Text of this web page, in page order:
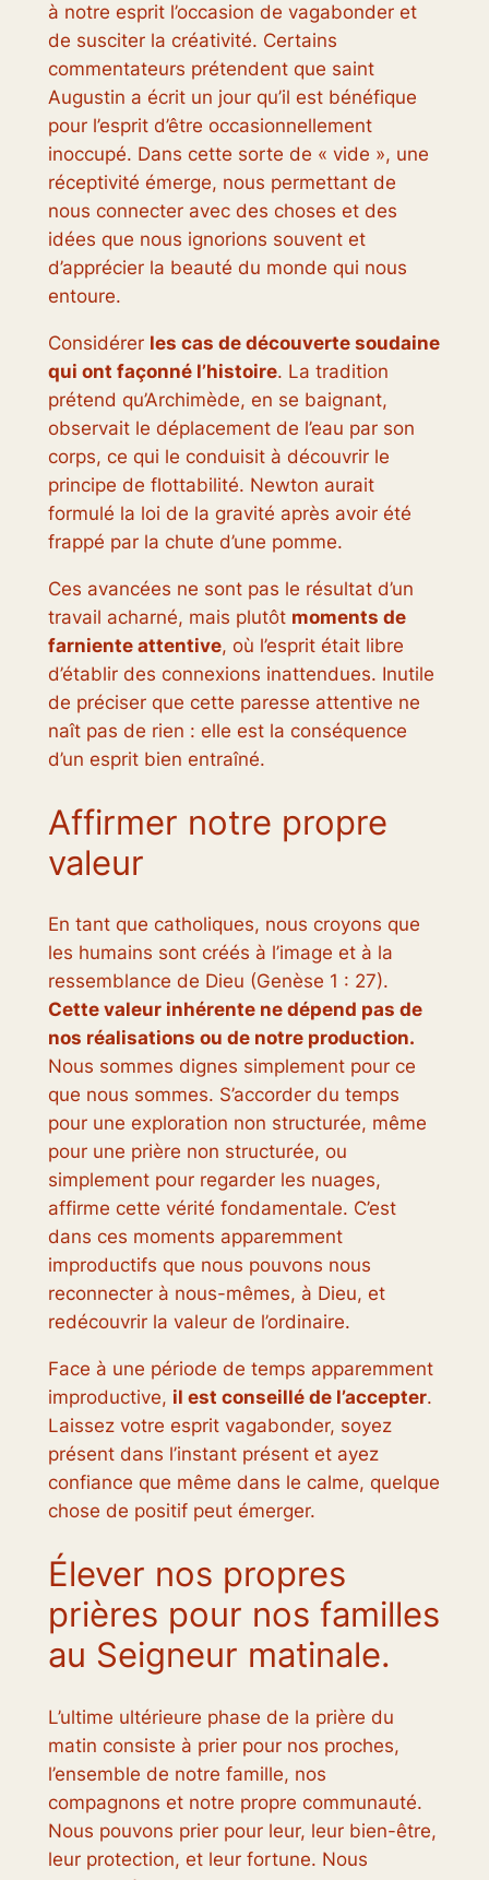
à notre esprit l’occasion de vagabonder et
de susciter la créativité. Certains
commentateurs prétendent que saint
Augustin a écrit un jour qu’il est bénéfique
pour l’esprit d’être occasionnellement
inoccupé. Dans cette sorte de « vide », une
réceptivité émerge, nous permettant de
nous connecter avec des choses et des
idées que nous ignorions souvent et
d’apprécier la beauté du monde qui nous
entoure.
Considérer les cas de découverte soudaine
qui ont façonné l’histoire. La tradition
prétend qu’Archimède, en se baignant,
observait le déplacement de l’eau par son
corps, ce qui le conduisit à découvrir le
principe de flottabilité. Newton aurait
formulé la loi de la gravité après avoir été
frappé par la chute d’une pomme.
Ces avancées ne sont pas le résultat d’un
travail acharné, mais plutôt moments de
farniente attentive, où l’esprit était libre
d’établir des connexions inattendues. Inutile
de préciser que cette paresse attentive ne
naît pas de rien : elle est la conséquence
d’un esprit bien entraîné.
Affirmer notre propre
valeur
En tant que catholiques, nous croyons que
les humains sont créés à l’image et à la
ressemblance de Dieu (Genèse 1 : 27).
Cette valeur inhérente ne dépend pas de
nos réalisations ou de notre production.
Nous sommes dignes simplement pour ce
que nous sommes. S’accorder du temps
pour une exploration non structurée, même
pour une prière non structurée, ou
simplement pour regarder les nuages,
affirme cette vérité fondamentale. C’est
dans ces moments apparemment
improductifs que nous pouvons nous
reconnecter à nous-mêmes, à Dieu, et
redécouvrir la valeur de l’ordinaire.
Face à une période de temps apparemment
improductive, il est conseillé de l’accepter.
Laissez votre esprit vagabonder, soyez
présent dans l’instant présent et ayez
confiance que même dans le calme, quelque
chose de positif peut émerger.
Élever nos propres
prières pour nos familles
au Seigneur matinale.
L’ultime ultérieure phase de la prière du
matin consiste à prier pour nos proches,
l’ensemble de notre famille, nos
compagnons et notre propre communauté.
Nous pouvons prier pour leur, leur bien-être,
leur protection, et leur fortune. Nous